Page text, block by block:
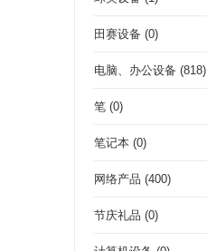
田赛设备 (0)
电脑、办公设备 (818)
笔 (0)
笔记本 (0)
网络产品 (400)
节庆礼品 (0)